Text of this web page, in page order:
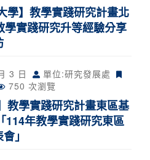
學】教學實踐研究計畫北
實踐研究升等經驗分享
3 日
單位:研究發展處
750 次瀏覽
教學實踐研究計畫東區基
114年教學實踐研究東區
」